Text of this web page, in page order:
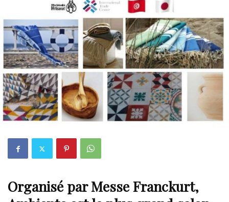
Organisé par Messe Franckurt,